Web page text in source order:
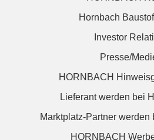
Hornbach
Investor
Presse/
HORNBACH
Lieferant werden bei
Marktplatz-Partner werden
HORNBACH